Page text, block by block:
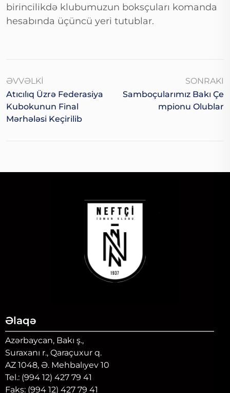
birincilikdə klubumuzun boksçuları komanda
hesabında üçüncü yeri tutublar.
ƏVVƏLKI
Atıcılıq Üzrə Federasiya
Kubokunun Final
Mərhələsi Keçirilib
SONRAKI
Samboçularımız Bakı Çe
Mpionu Olublar
Əlaqə
Azərbaycan, Bakı ş.,
Suraxanı r., Qaraçuxur q.
AZ 1048, Ə. Mehbalıyev 10
Tel.: (994 12) 427 79 41
Faks: (994 12) 427 79 41